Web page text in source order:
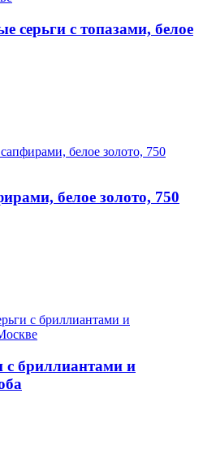
серьги с топазами, белое
белое золото, 750
с бриллиантами и